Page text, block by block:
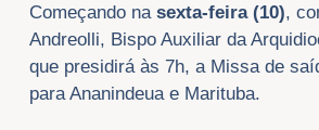
Começando na sexta-feira (10),
Andreolli, Bispo Auxiliar da
que presidirá às 7h, a Missa de
para Ananindeua e Marituba.